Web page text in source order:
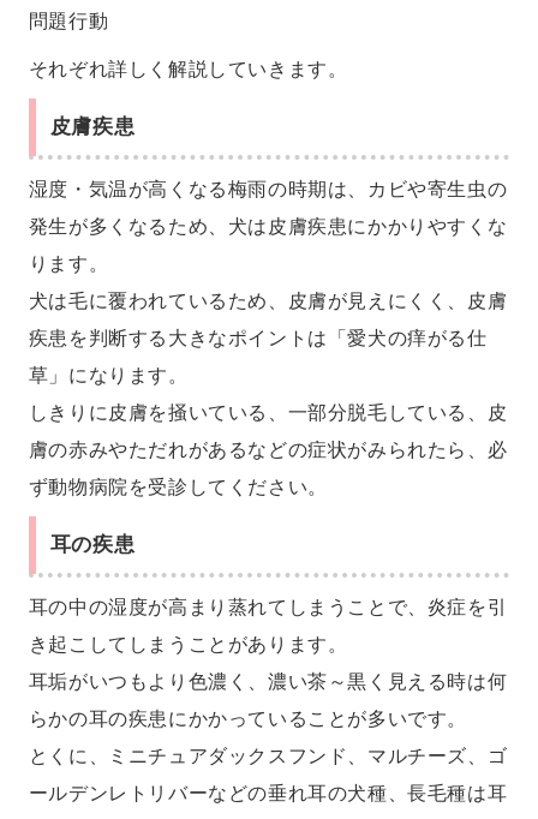
問題行動
それぞれ詳しく解説していきます。
皮膚疾患
湿度・気温が高くなる梅雨の時期は、カビや寄生虫の
発生が多くなるため、犬は皮膚疾患にかかりやすくな
ります。
犬は毛に覆われているため、皮膚が見えにくく、皮膚
疾患を判断する大きなポイントは「愛犬の痒がる仕
草」になります。
しきりに皮膚を掻いている、一部分脱毛している、皮
膚の赤みやただれがあるなどの症状がみられたら、必
ず動物病院を受診してください。
耳の疾患
耳の中の湿度が高まり蒸れてしまうことで、炎症を引
き起こしてしまうことがあります。
耳垢がいつもより色濃く、濃い茶～黒く見える時は何
らかの耳の疾患にかかっていることが多いです。
とくに、ミニチュアダックスフンド、マルチーズ、ゴ
ールデンレトリバーなどの垂れ耳の犬種、長毛種は耳